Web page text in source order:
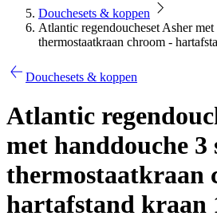
Douchesets & koppen
Atlantic regendoucheset Asher
thermostaatkraan chroom -
Douchesets & koppen
Atlantic
met handdouche 3
thermostaatkraan
hartafstand kraan